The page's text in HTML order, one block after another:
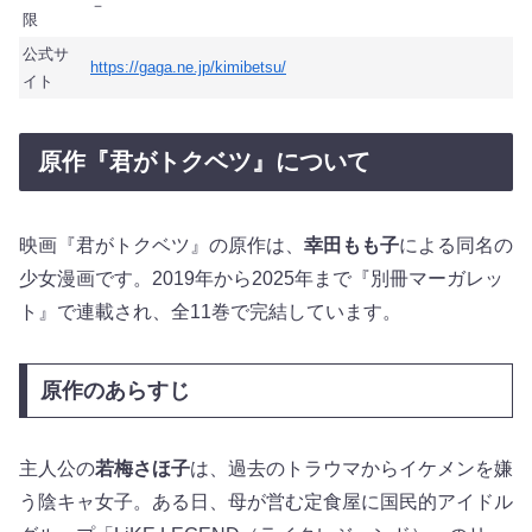
限
－
公式サ
イト
https://gaga.ne.jp/kimibetsu/
原作『君がトクベツ』について
映画『君がトクベツ』の原作は、 幸田もも子による同名の
少女漫画です。2019年から2025年まで『別冊マーガレッ
ト』で連載され、全11巻で完結しています。
原作のあらすじ
主人公の若梅さほ子は、過去のトラウマからイケメンを嫌
う陰キャ女子。ある日、母が営む定食屋に国民的アイドル